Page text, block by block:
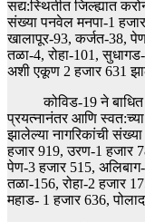
सद्य:स्थितीत जिल्ह्यात
संख्या पनवेल मनपा-1
खालापूर-93, कर्जत-38,
तळा-4, रोहा-101,
अशी एकूण 2 हजार 631
कोविड-19 ने बाधित
प्रयत्नानंतर आणि स्वत:च्या
झालेल्या नागरिकांची
हजार 919, उरण-1 हजार
पेण-3 हजार 515,
तळा-156, रोहा-2 हजार
महाड- 1 हजार 636,